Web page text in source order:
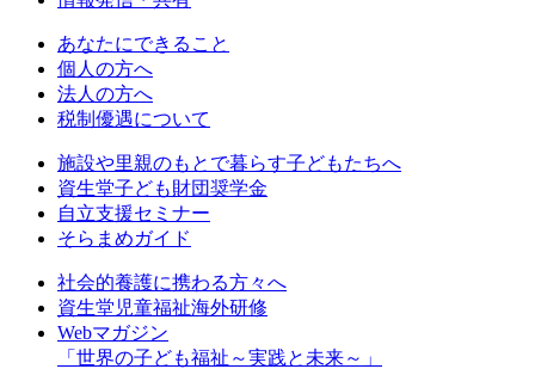
あなたにできること
個人の方へ
法人の方へ
税制優遇について
施設や里親のもとで暮らす子どもたちへ
資生堂子ども財団奨学金
自立支援セミナー
そらまめガイド
社会的養護に携わる方々へ
資生堂児童福祉海外研修
Webマガジン
「世界の子ども福祉～実践と未来～」